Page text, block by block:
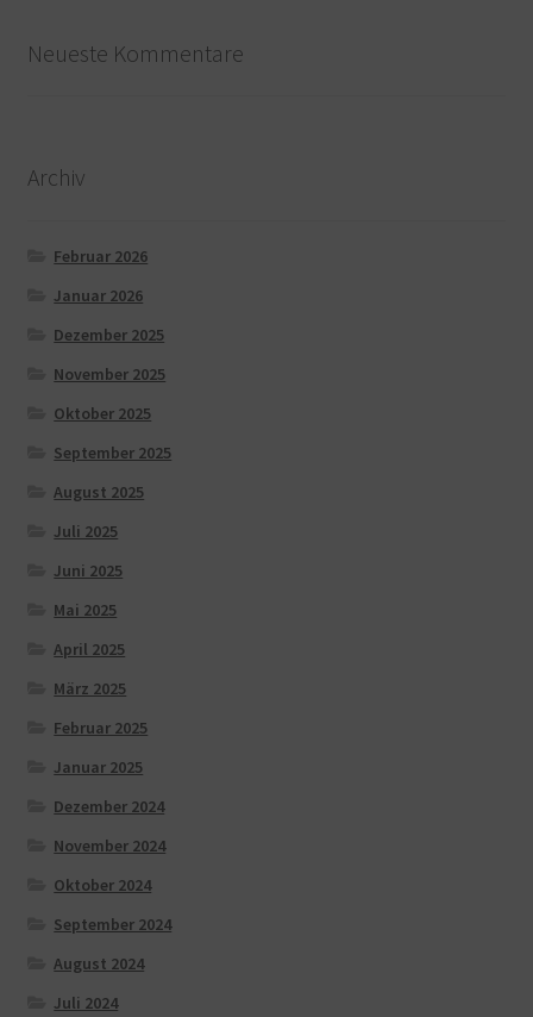
Neueste Kommentare
Archiv
Februar 2026
Januar 2026
Dezember 2025
November 2025
Oktober 2025
September 2025
August 2025
Juli 2025
Juni 2025
Mai 2025
April 2025
März 2025
Februar 2025
Januar 2025
Dezember 2024
November 2024
Oktober 2024
September 2024
August 2024
Juli 2024